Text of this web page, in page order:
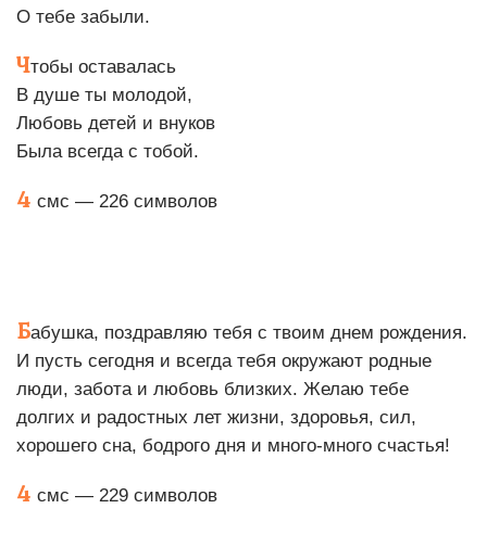
О тебе забыли.
Чтобы оставалась
В душе ты молодой,
Любовь детей и внуков
Была всегда с тобой.
4 смс — 226 символов
Бабушка, поздравляю тебя с твоим днем рождения.
И пусть сегодня и всегда тебя окружают родные
люди, забота и любовь близких. Желаю тебе
долгих и радостных лет жизни, здоровья, сил,
хорошего сна, бодрого дня и много-много счастья!
4 смс — 229 символов